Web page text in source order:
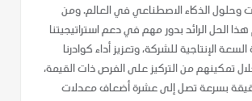
وحلول الذكاء الاصطناعي في العالم. ومن
الحل الرائد بدور مهم في دعم استراتيجيتنا
السعة الإنتاجية للشركة، وتعزيز أداء كوادرنا
تمكينهم من التركيز على الفرص ذات القيمة،
بسرعة تصل إلى عشرة أضعاف معدلات